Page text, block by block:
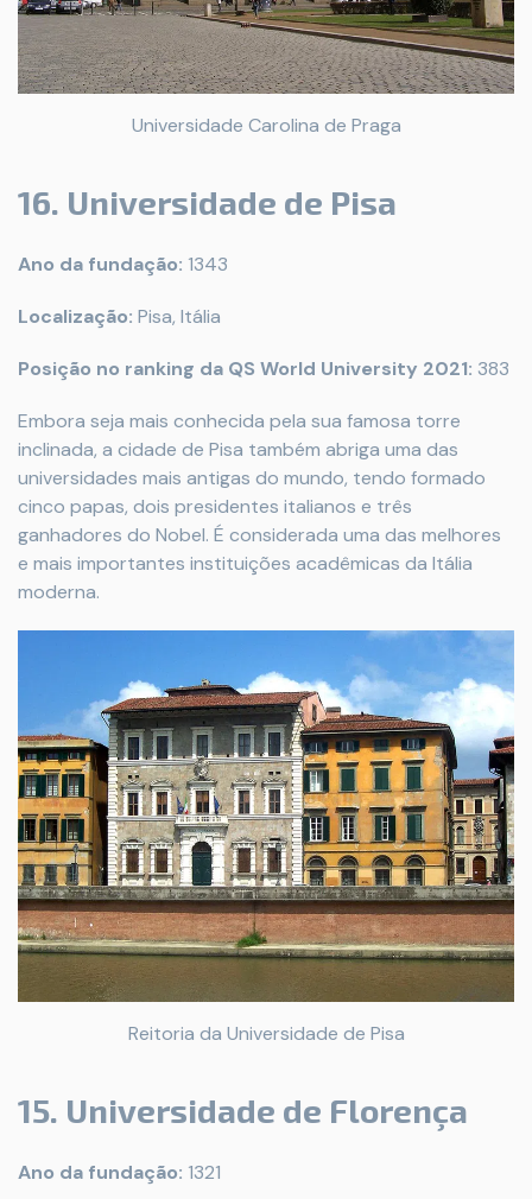
Universidade Carolina de Praga
16. Universidade de Pisa
Ano da fundação: 1343
Localização: Pisa, Itália
Posição no ranking da QS World University 2021: 383
Embora seja mais conhecida pela sua famosa torre
inclinada, a cidade de Pisa também abriga uma das
universidades mais antigas do mundo, tendo formado
cinco papas, dois presidentes italianos e três
ganhadores do Nobel. É considerada uma das melhores
e mais importantes instituições acadêmicas da Itália
moderna.
Reitoria da Universidade de Pisa
15. Universidade de Florença
Ano da fundação: 1321